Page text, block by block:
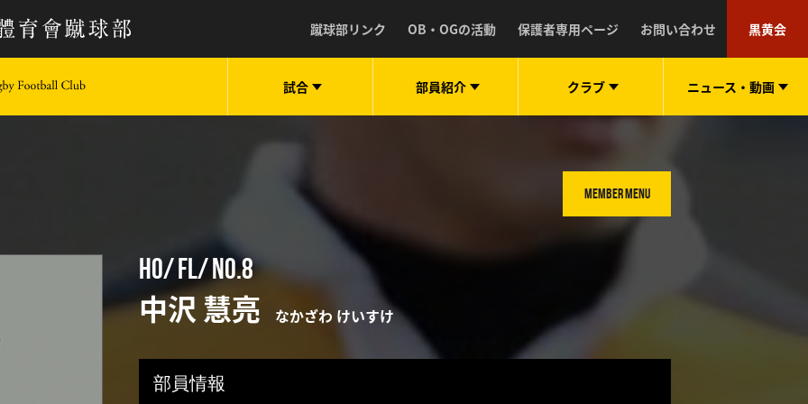
蹴球部リンク OB・OGの活動 保護者専用ページ お問い合わせ 黒黄会
試合 部員紹介 クラブ ニュース・ 動画
MEMBER MENU
HO FL No.8
中沢 慧亮 なかざわ けいすけ
部員情報